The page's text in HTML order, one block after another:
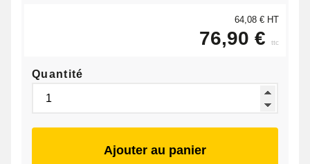
64,08 € HT
76,90 € ttc
Quantité
Ajouter au panier